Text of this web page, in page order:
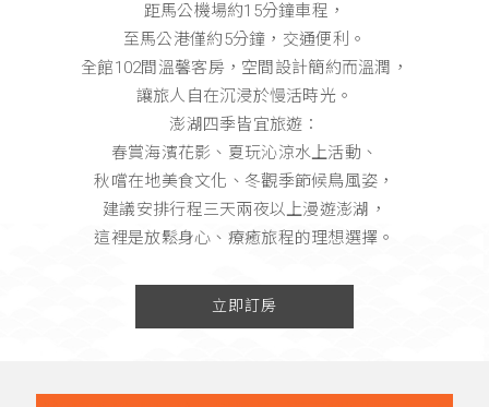
距馬公機場約15分鐘車程，
至馬公港僅約5分鐘，交通便利。
全館102間溫馨客房，空間設計簡約而溫潤，
讓旅人自在沉浸於慢活時光。
澎湖四季皆宜旅遊：
春賞海濱花影、夏玩沁涼水上活動、
秋嚐在地美食文化、冬觀季節候鳥風姿，
建議安排行程三天兩夜以上漫遊澎湖，
這裡是放鬆身心、療癒旅程的理想選擇。
立即訂房